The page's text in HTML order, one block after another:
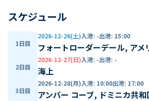
スケジュール
1日目
2026-12-26(土)入港: -出港: 15:00
フォートローダーデール, アメ
2日目
2026-12-27(日)入港: -出港: -
海上
3日目
2026-12-28(月)入港: 10:00出港: 17:00
アンバー コーブ, ドミニカ共和